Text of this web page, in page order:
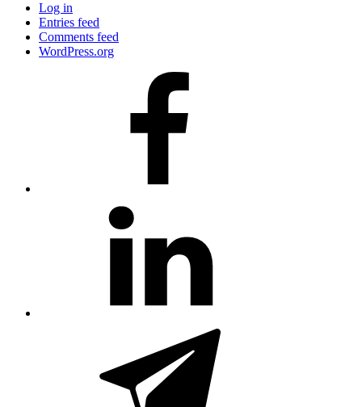
Log in
Entries feed
Comments feed
WordPress.org